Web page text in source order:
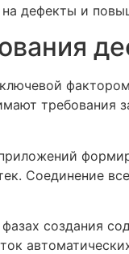
на дефекты и
требования
Соединение
создания